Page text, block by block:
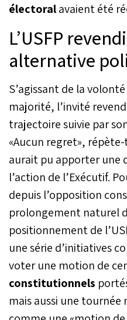
électoralavaient été
L’USFP
alternative
S’agissant de la
majorité, l’invité
trajectoire suivie par
«Aucun regret»,
aurait pu apporter une
l’action de l’Exécutif.
depuis l’opposition
prolongement naturel
positionnement de
une série d’initiatives
voter une motion de
constitutionnels
mais aussi une